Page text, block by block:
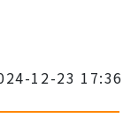
12-23 17:36